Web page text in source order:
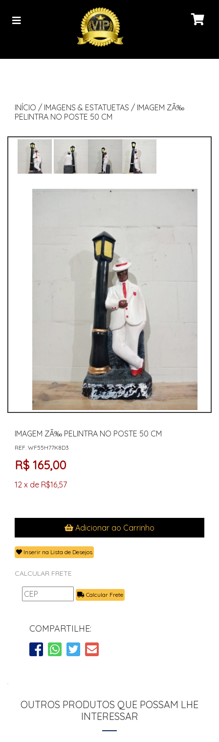
INÍCIO / IMAGENS & ESTATUETAS / IMAGEM ZÃ‰
PELINTRA NO POSTE 50 CM
IMAGEM ZÃ‰ PELINTRA NO POSTE 50 CM
REF. WF55H77K8D3
R$ 165,00
12 x de R$16,57
Adicionar ao Carrinho
Inserir na Lista de Desejos
CALCULAR FRETE
Calcular Frete
COMPARTILHE:
OUTROS PRODUTOS QUE POSSAM LHE
INTERESSAR